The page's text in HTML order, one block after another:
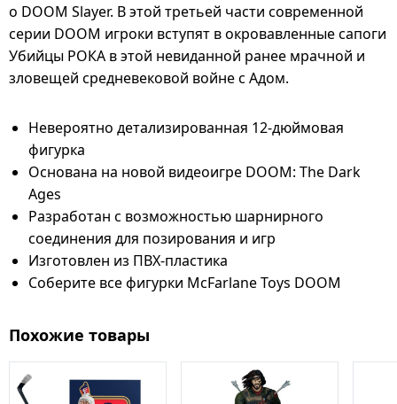
о DOOM Slayer. В этой третьей части современной
серии DOOM игроки вступят в окровавленные сапоги
Убийцы РОКА в этой невиданной ранее мрачной и
зловещей средневековой войне с Адом.
Невероятно детализированная 12-дюймовая
фигурка
Основана на новой видеоигре DOOM: The Dark
Ages
Разработан с возможностью шарнирного
соединения для позирования и игр
Изготовлен из ПВХ-пластика
Соберите все фигурки McFarlane Toys DOOM
Похожие товары